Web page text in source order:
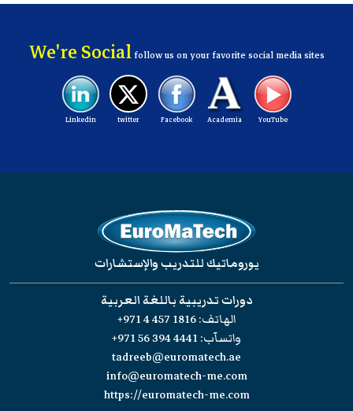
We're Socialfollow us on your favorite social media sites
YouTube
Academia
Facebook
twitter
Linkedin
يوروماتيك للتدريب والإستشارات
دورات تدريبية باللغة العربية
الهاتف:+971 4 457 1816
واتسآب:+971 56 394 4441
tadreeb@euromatech.ae
info@euromatech-me.com
https://euromatech-me.com